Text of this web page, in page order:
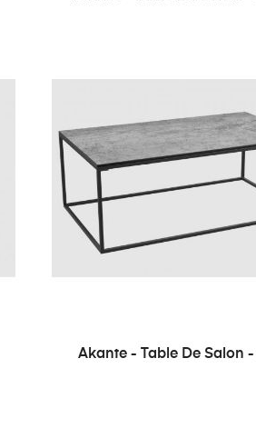
Akante - Table De Salon